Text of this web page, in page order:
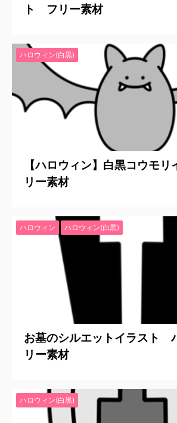
ト フリー素材
ハロウィン(白黒)
【ハロウィン】白黒コウモ
リー素材
ハロウィン ハロウィン(白黒)
お墓のシルエットイラスト
リー素材
ハロウィン(白黒)